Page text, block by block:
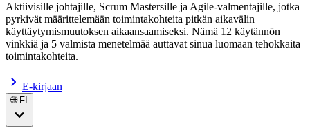
Aktiivisille johtajille, Scrum Mastersille ja Agile-valmentajille, jotka
pyrkivät määrittelemään toimintakohteita pitkän aikavälin
käyttäytymismuutoksen aikaansaamiseksi. Nämä 12 käytännön
vinkkiä ja 5 valmista menetelmää auttavat sinua luomaan tehokkaita
toimintakohteita.
E-kirjaan
🌐 FI